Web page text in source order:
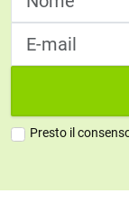
Presto il